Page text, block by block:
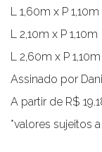
L 1,60m x P 1,10m
L 2,10m x P 1,10m
L 2,60m x P 1,10m
Assinado por
A partir de R$
*valores sujeitos